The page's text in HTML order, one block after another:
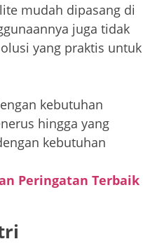
mudah dipasang di
juga tidak
yang praktis untuk
kebutuhan
hingga yang
kebutuhan
Peringatan Terbaik